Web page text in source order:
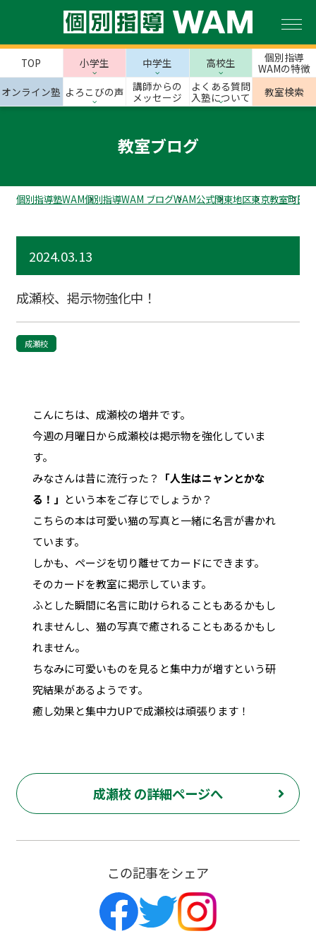
TOP 小学生 中学生 高校生
個別指導
WAMの特徴
オンライン塾 よろこびの声
講師からの
メッセージ
よくある質問
入塾について
教室検索
教室ブログ
個別指導塾WAM個別指導WAM ブログWAM公式関東地区東京教室町田市
2024.03.13
成瀬校、掲示物強化中！
成瀬校
こんにちは、成瀬校の増井です。
今週の月曜日から成瀬校は掲示物を強化していま
す。
みなさんは昔に流行った？
「人生はニャンとかな
る！」 という本をご存じでしょうか？
こちらの本は可愛い猫の写真と一緒に名言が書かれ
ています。
しかも、ページを切り離せてカードにできます。
そのカードを教室に掲示しています。
ふとした瞬間に名言に助けられることもあるかもし
れませんし、猫の写真で癒されることもあるかもし
れません。
ちなみに可愛いものを見ると集中力が増すという研
究結果があるようです。
癒し効果と集中力UPで成瀬校は頑張ります！
成瀬校 の詳細ページへ
この記事をシェア